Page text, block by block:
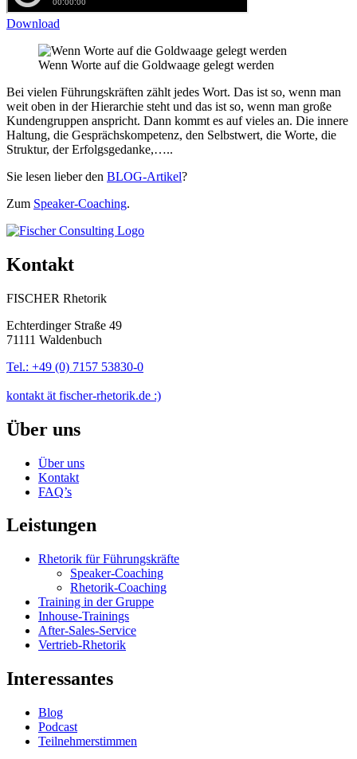
Download
Wenn Worte auf die Goldwaage gelegt werden
Bei vielen Führungskräften zählt jedes Wort. Das ist so, wenn man
weit oben in der Hierarchie steht und das ist so, wenn man große
Kundengruppen anspricht. Dann kommt es auf vieles an. Die innere
Haltung, die Gesprächskompetenz, den Selbstwert, die Worte, die
Struktur, der Erfolgsgedanke,…..
Sie lesen lieber den BLOG-Artikel?
Zum Speaker-Coaching.
Kontakt
FISCHER Rhetorik
Echterdinger Straße 49
71111 Waldenbuch
Tel.: +49 (0) 7157 53830-0
kontakt ät fischer-rhetorik.de :)
Über uns
Über uns
Kontakt
FAQ’s
Leistungen
Rhetorik für Führungskräfte
Speaker-Coaching
Rhetorik-Coaching
Training in der Gruppe
Inhouse-Trainings
After-Sales-Service
Vertrieb-Rhetorik
Interessantes
Blog
Podcast
Teilnehmerstimmen